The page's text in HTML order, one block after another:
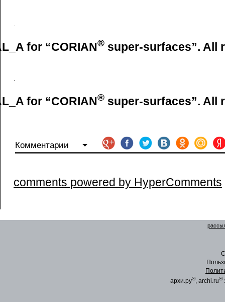
for “CORIAN® super-surfaces”. All
for “CORIAN® super-surfaces”. All
Комментарии
comments powered by HyperComments
архи.ру®, archi.ru®